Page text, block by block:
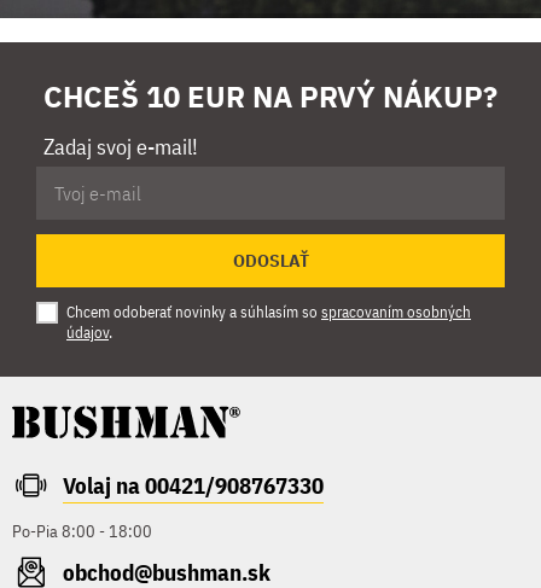
CHCEŠ 10 EUR NA PRVÝ NÁKUP?
Zadaj svoj e-mail!
ODOSLAŤ
Chcem odoberať novinky a súhlasím so spracovaním osobných
údajov.
Volaj na 00421/908767330
Po-Pia 8:00 - 18:00
obchod@bushman.sk